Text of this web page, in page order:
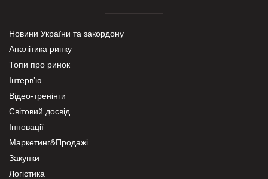
Новини України та закордону
Аналітика ринку
Топи про ринок
Інтерв’ю
Відео-тренінги
Світовий досвід
Інновації
Маркетинг&Продажі
Закупки
Логістика